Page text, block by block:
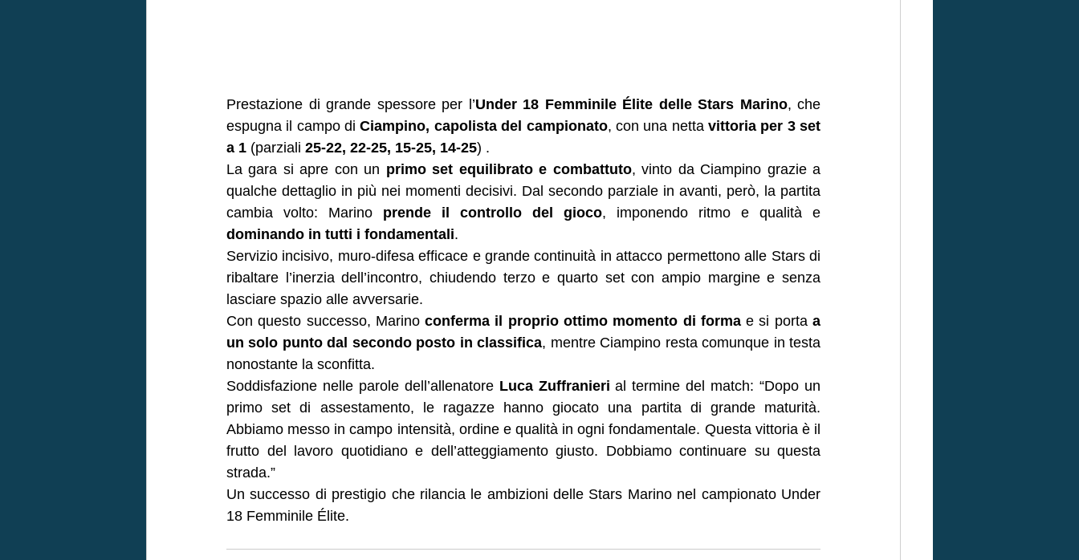
Prestazione di grande spessore per l’Under 18 Femminile Élite delle Stars Marino, che
espugna il campo di Ciampino, capolista del campionato, con una netta vittoria per 3 set
a 1 (parziali 25-22, 22-25, 15-25, 14-25) .
La gara si apre con un primo set equilibrato e combattuto, vinto da Ciampino grazie a
qualche dettaglio in più nei momenti decisivi. Dal secondo parziale in avanti, però, la partita
cambia volto: Marino prende il controllo del gioco
dominando in tutti i fondamentali.
Servizio incisivo, muro-difesa efficace e grande continuità in attacco permettono alle Stars di
ribaltare l’inerzia dell’incontro, chiudendo terzo e quarto set con ampio margine e senza
lasciare spazio alle avversarie.
Con questo successo, Marino conferma il proprio ottimo momento di forma e si porta a
un solo punto dal secondo posto in classifica, mentre Ciampino resta comunque in testa
nonostante la sconfitta.
Soddisfazione nelle parole dell’allenatore Luca Zuffranieri al termine del match: “Dopo un
primo set di assestamento, le ragazze hanno giocato una partita di grande maturità.
Abbiamo messo in campo intensità, ordine e qualità in ogni fondamentale. Questa vittoria è il
frutto del lavoro quotidiano e dell’atteggiamento giusto. Dobbiamo continuare su questa
strada.”
Un successo di prestigio che rilancia le ambizioni delle Stars Marino nel campionato Under
18 Femminile Élite.